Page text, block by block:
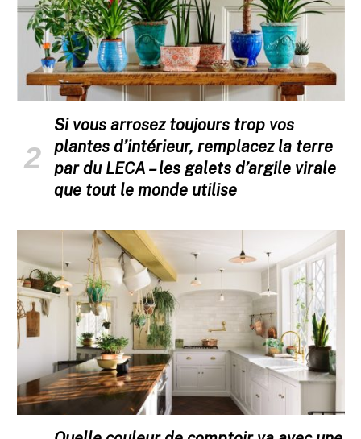
Si vous arrosez toujours trop vos
plantes d’intérieur, remplacez la terre
par du LECA – les galets d’argile virale
que tout le monde utilise